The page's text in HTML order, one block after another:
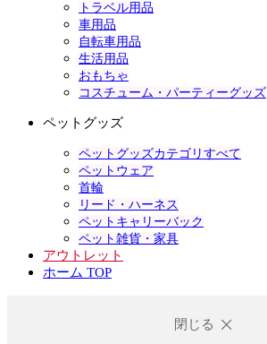
トラベル用品
車用品
自転車用品
生活用品
おもちゃ
コスチューム・パーティーグッズ
ペットグッズ
ペットグッズカテゴリすべて
ペットウェア
首輪
リード・ハーネス
ペットキャリーバック
ペット雑貨・家具
アウトレット
ホーム TOP
閉じる